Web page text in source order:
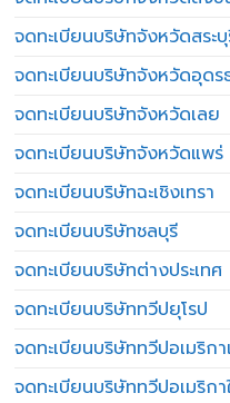
จดทะเบียนบริษัทจังหวัดสระ
จดทะเบียนบริษัทจังหวัดอุดร
จดทะเบียนบริษัทจังหวัดเลย
จดทะเบียนบริษัทจังหวัดแพร่
จดทะเบียนบริษัทฉะเชิงเทรา
จดทะเบียนบริษัทชลบุรี
จดทะเบียนบริษัทต่างประเทศ
จดทะเบียนบริษัททวีปยุโรป
จดทะเบียนบริษัททวีปอเมริกา
จดทะเบียนบริษัททวีปอเมริกา